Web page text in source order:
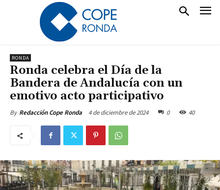
RONDA
Ronda celebra el Día de la
Bandera de Andalucía con un
emotivo acto participativo
By Redacción Cope Ronda 4 de diciembre de 2024 0 40